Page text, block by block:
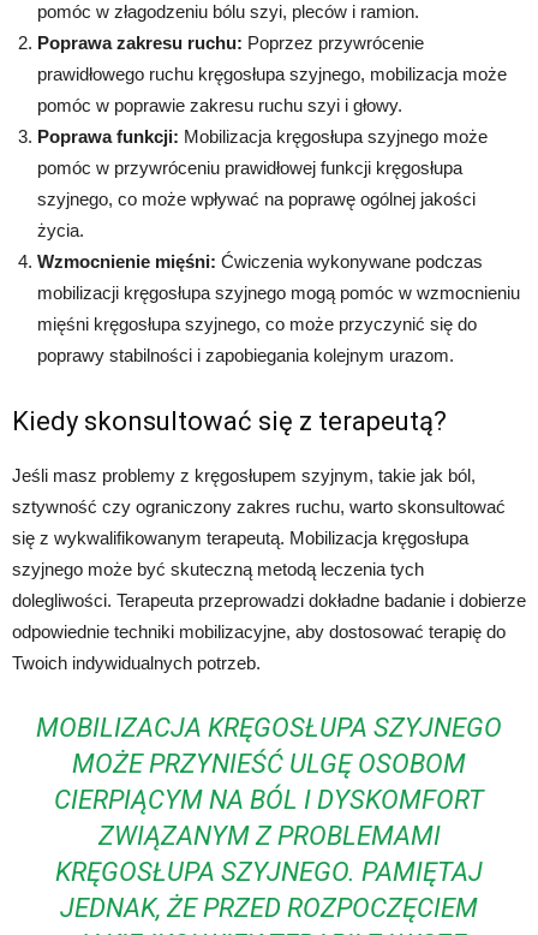
pomóc w złagodzeniu bólu szyi, pleców i ramion.
Poprawa zakresu ruchu: Poprzez przywrócenie
prawidłowego ruchu kręgosłupa szyjnego, mobilizacja może
pomóc w poprawie zakresu ruchu szyi i głowy.
Poprawa funkcji: Mobilizacja kręgosłupa szyjnego może
pomóc w przywróceniu prawidłowej funkcji kręgosłupa
szyjnego, co może wpływać na poprawę ogólnej jakości
życia.
Wzmocnienie mięśni: Ćwiczenia wykonywane podczas
mobilizacji kręgosłupa szyjnego mogą pomóc w wzmocnieniu
mięśni kręgosłupa szyjnego, co może przyczynić się do
poprawy stabilności i zapobiegania kolejnym urazom.
Kiedy skonsultować się z terapeutą?
Jeśli masz problemy z kręgosłupem szyjnym, takie jak ból,
sztywność czy ograniczony zakres ruchu, warto skonsultować
się z wykwalifikowanym terapeutą. Mobilizacja kręgosłupa
szyjnego może być skuteczną metodą leczenia tych
dolegliwości. Terapeuta przeprowadzi dokładne badanie i dobierze
odpowiednie techniki mobilizacyjne, aby dostosować terapię do
Twoich indywidualnych potrzeb.
MOBILIZACJA KRĘGOSŁUPA SZYJNEGO
MOŻE PRZYNIEŚĆ ULGĘ OSOBOM
CIERPIĄCYM NA BÓL I DYSKOMFORT
ZWIĄZANYM Z PROBLEMAMI
KRĘGOSŁUPA SZYJNEGO. PAMIĘTAJ
JEDNAK, ŻE PRZED ROZPOCZĘCIEM